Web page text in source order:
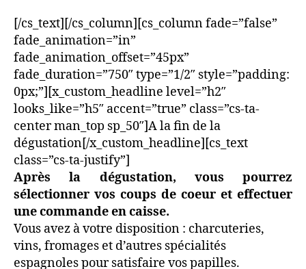
[/cs_text][/cs_column][cs_column fade=”false”
fade_animation=”in”
fade_animation_offset=”45px”
fade_duration=”750″ type=”1/2″ style=”padding:
0px;”][x_custom_headline level=”h2″
looks_like=”h5″ accent=”true” class=”cs-ta-
center man_top sp_50″]A la fin de la
dégustation[/x_custom_headline][cs_text
class=”cs-ta-justify”]
Après la dégustation, vous pourrez
sélectionner vos coups de coeur et effectuer
une commande en caisse.
Vous avez à votre disposition : charcuteries,
vins, fromages et d’autres spécialités
espagnoles pour satisfaire vos papilles.